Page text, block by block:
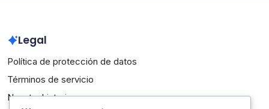
Legal
Política de protección de datos
Términos de servicio
Nuestra historia